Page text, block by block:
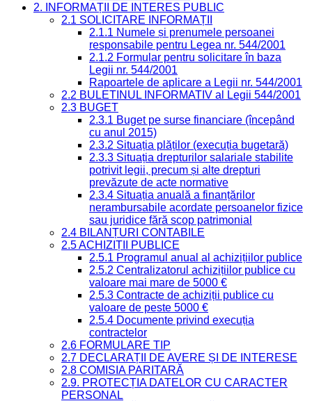
2. INFORMAȚII DE INTERES PUBLIC
2.1 SOLICITARE INFORMAȚII
2.1.1 Numele și prenumele persoanei
responsabile pentru Legea nr. 544/2001
2.1.2 Formular pentru solicitare în baza
Legii nr. 544/2001
Rapoartele de aplicare a Legii nr. 544/2001
2.2 BULETINUL INFORMATIV al Legii 544/2001
2.3 BUGET
2.3.1 Buget pe surse financiare (începând
cu anul 2015)
2.3.2 Situația plăților (execuția bugetară)
2.3.3 Situația drepturilor salariale stabilite
potrivit legii, precum și alte drepturi
prevăzute de acte normative
2.3.4 Situația anuală a finanțărilor
nerambursabile acordate persoanelor fizice
sau juridice fără scop patrimonial
2.4 BILANȚURI CONTABILE
2.5 ACHIZIȚII PUBLICE
2.5.1 Programul anual al achizițiilor publice
2.5.2 Centralizatorul achizițiilor publice cu
valoare mai mare de 5000 €
2.5.3 Contracte de achiziții publice cu
valoare de peste 5000 €
2.5.4 Documente privind execuția
contractelor
2.6 FORMULARE TIP
2.7 DECLARAȚII DE AVERE ȘI DE INTERESE
2.8 COMISIA PARITARĂ
2.9. PROTECȚIA DATELOR CU CARACTER
PERSONAL